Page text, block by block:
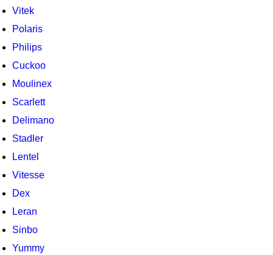
Vitek
Polaris
Philips
Cuckoo
Moulinex
Scarlett
Delimano
Stadler
Lentel
Vitesse
Dex
Leran
Sinbo
Yummy